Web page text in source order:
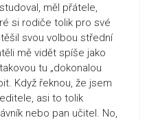
měl přátele,
si rodiče tolik pro své
svou volbou střední
mě vidět spíše jako
tu „dokonalou
Když řeknou, že jsem
asi to tolik
nebo pan učitel. No,